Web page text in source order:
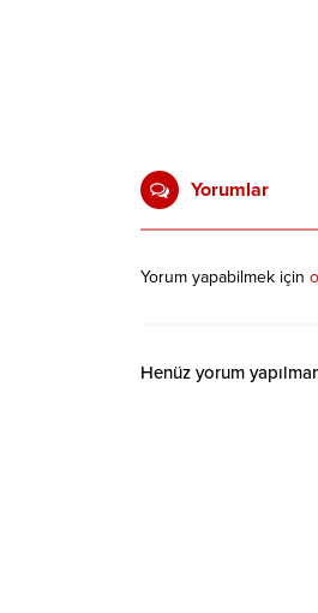
Yorumlar
Yorum yapabilmek için
Henüz yorum